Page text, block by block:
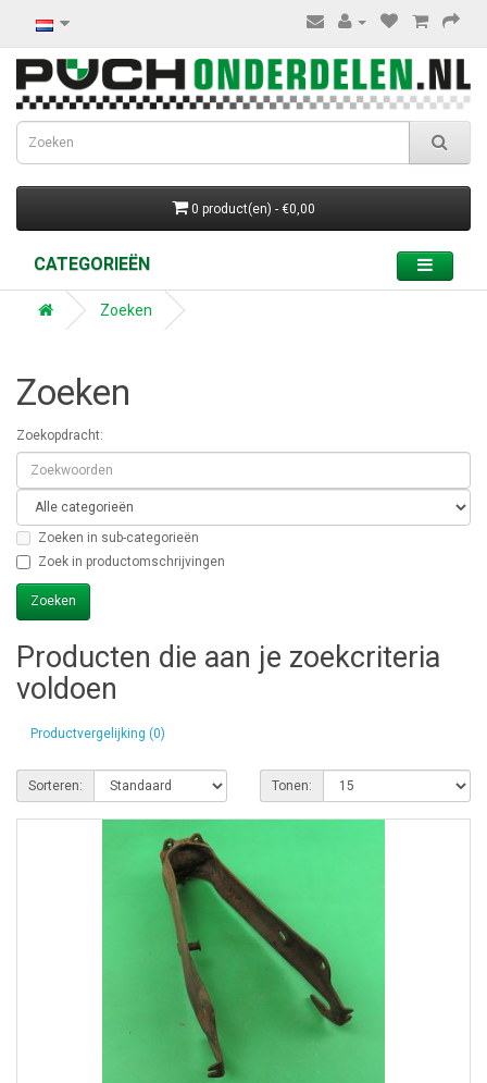
0 product(en) - €0,00
CATEGORIEËN
Zoeken
Zoeken
Zoekopdracht:
Zoeken in sub-categorieën
Zoek in productomschrijvingen
Producten die aan je zoekcriteria
voldoen
Productvergelijking (0)
Sorteren: Tonen: